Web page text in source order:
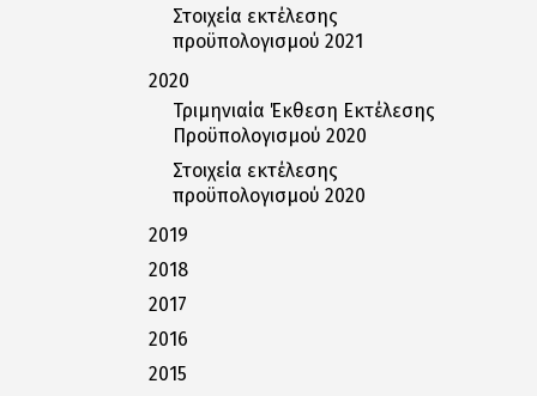
Στοιχεία εκτέλεσης
προϋπολογισμού 2021
2020
Τριμηνιαία Έκθεση Εκτέλεσης
Προϋπολογισμού 2020
Στοιχεία εκτέλεσης
προϋπολογισμού 2020
2019
2018
2017
2016
2015